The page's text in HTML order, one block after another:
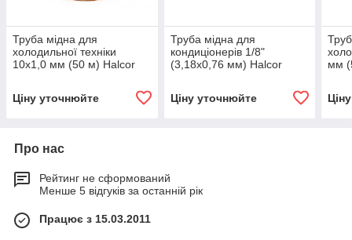
Труба мідна для
холодильної техніки
10х1,0 мм (50 м) Halcor
Ціну уточнюйте
Труба мідна для
кондиціонерів 1/8"
(3,18х0,76 мм) Halcor
Ціну уточнюйте
мм
Про нас
Рейтинг не сформований
Менше 5 відгуків за останній рік
Працює з 15.03.2011